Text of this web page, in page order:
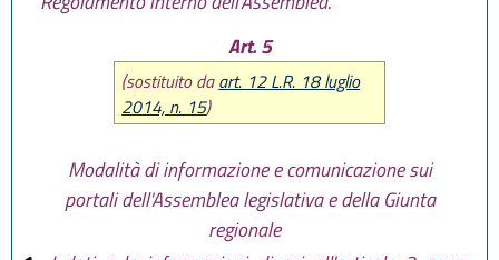
Art. 5
(sostituito daart. 12 L.R. 18 luglio
2014, n. 15)
Modalità di informazione e comunicazione sui
portali dell'Assemblea legislativa e della Giunta
regionale